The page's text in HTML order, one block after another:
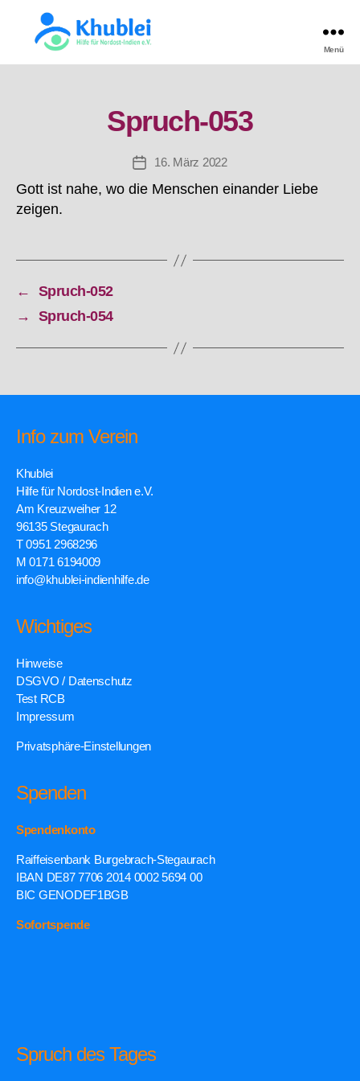
Khublei
Menü
Spruch-053
Beitragsdatum
16. März 2022
Gott ist nahe, wo die Menschen einander Liebe
zeigen.
←
Spruch-052
→
Spruch-054
Info zum Verein
Khublei
Hilfe für Nordost-Indien e.V.
Am Kreuzweiher 12
96135 Stegaurach
T 0951 2968296
M 0171 6194009
info@khublei-indienhilfe.de
Wichtiges
Hinweise
DSGVO / Datenschutz
Test RCB
Impressum
Privatsphäre-Einstellungen
Spenden
Spendenkonto
Raiffeisenbank Burgebrach-Stegaurach
IBAN DE87 7706 2014 0002 5694 00
BIC GENODEF1BGB
Sofortspende
Spruch des Tages